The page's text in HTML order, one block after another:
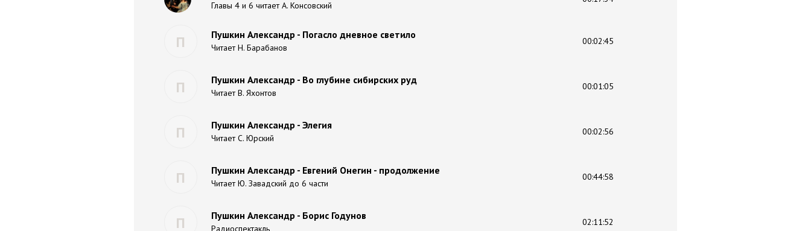
Главы 4 и 6 читает А. Консовский
П Пушкин Александр - Погасло дневное светило
Читает Н. Барабанов
00:02:45
П Пушкин Александр - Во глубине сибирских руд
Читает В. Яхонтов
00:01:05
П Пушкин Александр - Элегия
Читает С. Юрский
00:02:56
П Пушкин Александр - Евгений Онегин - продолжение
Читает Ю. Завадский до 6 части
00:44:58
П Пушкин Александр - Борис Годунов
Радиоспектакль
02:11:52